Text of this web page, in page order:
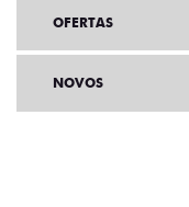
OFERTAS
NOVOS